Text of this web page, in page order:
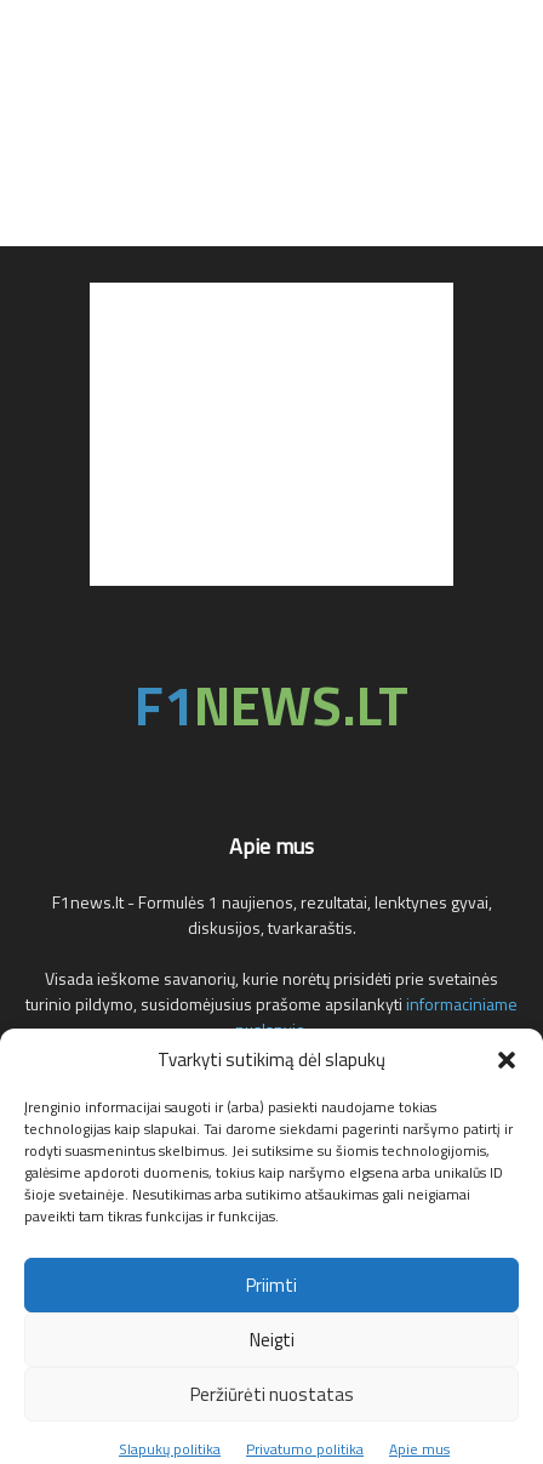
Tvarkyti sutikimą dėl slapukų
Įrenginio informacijai saugoti ir (arba) pasiekti naudojame tokias
technologijas kaip slapukai. Tai darome siekdami pagerinti naršymo patirtį ir
rodyti suasmenintus skelbimus. Jei sutiksime su šiomis technologijomis,
galėsime apdoroti duomenis, tokius kaip naršymo elgsena arba unikalūs ID
šioje svetainėje. Nesutikimas arba sutikimo atšaukimas gali neigiamai
paveikti tam tikras funkcijas ir funkcijas.
Priimti
Neigti
Peržiūrėti nuostatas
Slapukų politika Privatumo politika Apie mus
Apie mus
F1news.lt - Formulės 1 naujienos, rezultatai, lenktynes gyvai,
diskusijos, tvarkaraštis.
Visada ieškome savanorių, kurie norėtų prisidėti prie svetainės
turinio pildymo, susidomėjusius prašome apsilankytiinformaciniame
puslapyje.
adresu.
Susisiekite:info@f1news.lt
Privatumo politika
© F1news.lt